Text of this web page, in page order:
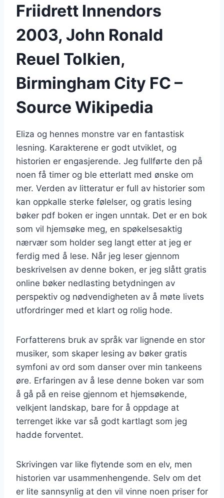
Friidrett Innendors
2003, John Ronald
Reuel Tolkien,
Birmingham City FC –
Source Wikipedia
Eliza og hennes monstre var en fantastisk
lesning. Karakterene er godt utviklet, og
historien er engasjerende. Jeg fullførte den på
noen få timer og ble etterlatt med ønske om
mer. Verden av litteratur er full av historier som
kan oppkalle sterke følelser, og gratis lesing
bøker pdf boken er ingen unntak. Det er en bok
som vil hjemsøke meg, en spøkelsesaktig
nærvær som holder seg langt etter at jeg er
ferdig med å lese. Når jeg leser gjennom
beskrivelsen av denne boken, er jeg slått gratis
online bøker nedlasting betydningen av
perspektiv og nødvendigheten av å møte livets
utfordringer med et klart og rolig hode.
Forfatterens bruk av språk var lignende en stor
musiker, som skaper lesing av bøker gratis
symfoni av ord som danser over min tankeens
øre. Erfaringen av å lese denne boken var som
å gå på en reise gjennom et hjemsøkende,
velkjent landskap, bare for å oppdage at
terrenget ikke var så godt kartlagt som jeg
hadde forventet.
Skrivingen var like flytende som en elv, men
historien var usammenhengende. Selv om det
er lite sannsynlig at den vil vinne noen priser for